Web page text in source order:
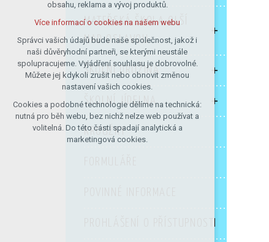
MATEŘSKÁ ŠKOLA OLŠÍ
NAD OSLAVOU
ŠKOLNÍ DRUŽINA
ŠKOLNÍ JÍDELNA
KROUŽKY
Volitelná cookies
analytická pro anonymizované
vyhodnocení návštěvnosti
marketingová cookies (Google)
Více informací o cookies na našem webu
Přijmout všechny cookies
Odmítnout vše
obsahu, reklama a vývoj produktů.
Více informací o cookies na našem webu
Správci vašich údajů bude naše společnost, jakož i
naši důvěryhodní partneři, se kterými neustále
spolupracujeme. Vyjádření souhlasu je dobrovolné.
Můžete jej kdykoli zrušit nebo obnovit změnou
nastavení vašich cookies.
Cookies a podobné technologie dělíme na technická:
nutná pro běh webu, bez nichž nelze web používat a
volitelná. Do této části spadají analytická a
marketingová cookies.